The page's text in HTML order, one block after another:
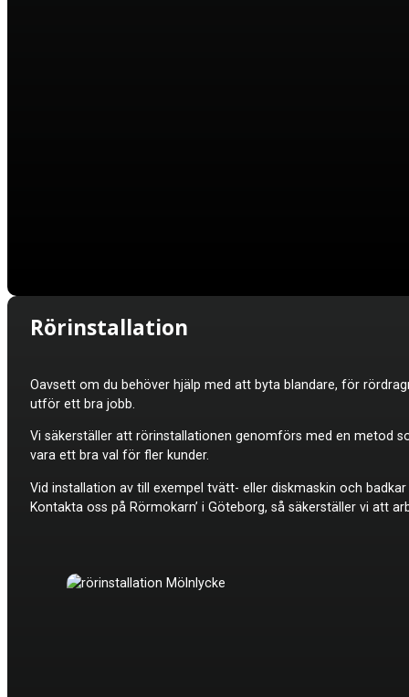
Rörinstallation
Oavsett om du behöver hjälp med att byta blandare, för
utför ett bra jobb.
Vi säkerställer att rörinstallationen genomförs med en metod
vara ett bra val för fler kunder.
Vid installation av till exempel tvätt- eller diskmaskin och
Kontakta oss på Rörmokarn’ i Göteborg, så säkerställer vi att